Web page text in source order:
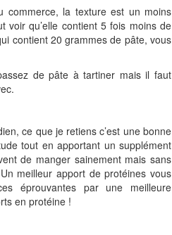
commerce, la texture est un moins
voir qu’elle contient 5 fois moins de
contient 20 grammes de pâte, vous
de pâte à tartiner mais il faut
ce que je retiens c’est une bonne
tout en apportant un supplément
de manger sainement mais sans
meilleur apport de protéines vous
éprouvantes par une meilleure
en protéine !